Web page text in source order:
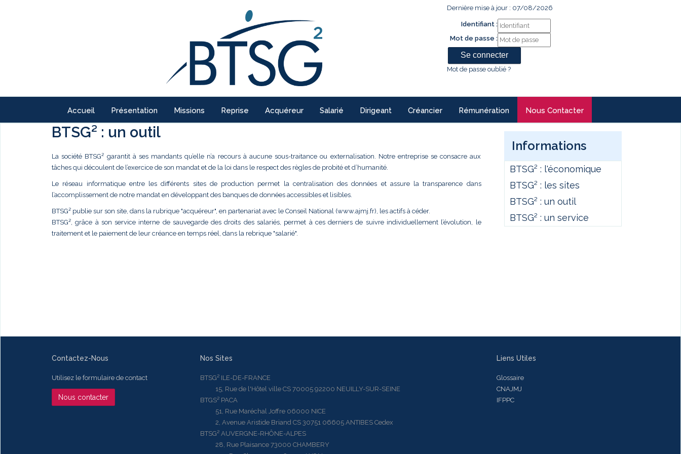
Dernière mise à jour : 07/08/2026
Identifiant :
Mot de passe :
Mot de passe oublié ?
Accueil Présentation Missions Reprise Acquéreur Salarié Dirigeant Créancier Rémunération Nous Contacter
BTSG² : un outil
La société BTSG² garantit à ses mandants qu’elle n’a recours à aucune sous-traitance ou externalisation. Notre entreprise se consacre aux
tâches qui découlent de l’exercice de son mandat et de la loi dans le respect des règles de probité et d’humanité.
Le réseau informatique entre les différents sites de production permet la centralisation des données et assure la transparence dans
l’accomplissement de notre mandat en développant des banques de données accessibles et lisibles.
BTSG² publie sur son site, dans la rubrique "acquéreur", en partenariat avec le Conseil National (www.ajmj.fr), les actifs à céder.
BTSG², grâce à son service interne de sauvegarde des droits des salariés, permet à ces derniers de suivre individuellement l’évolution, le
traitement et le paiement de leur créance en temps réel, dans la rebrique "salarié".
Informations
BTSG² : l'économique
BTSG² : les sites
BTSG² : un outil
BTSG² : un service
Contactez-Nous
Utilisez le formulaire de contact
Nous contacter
Nos Sites
BTSG² ILE-DE-FRANCE
15, Rue de l'Hôtel ville CS 70005 92200 NEUILLY-SUR-SEINE
BTGS² PACA
51, Rue Maréchal Joffre 06000 NICE
2, Avenue Aristide Briand CS 30751 06605 ANTIBES Cedex
BTSG² AUVERGNE-RHÔNE-ALPES
28, Rue Plaisance 73000 CHAMBERY
Liens Utiles
Glossaire
CNAJMJ
IFPPC